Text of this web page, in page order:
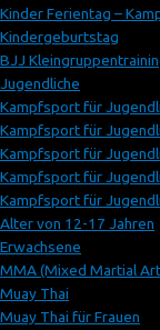
Kinder Ferientag –
Kindergeburtstag
BJJ
Jugendliche
Kampfsport für
Kampfsport für
Kampfsport für
Kampfsport für
Kampfsport für
Alter von 12-17 Jahren
Erwachsene
MMA (Mixed Martial
Muay Thai
Muay Thai für Frauen